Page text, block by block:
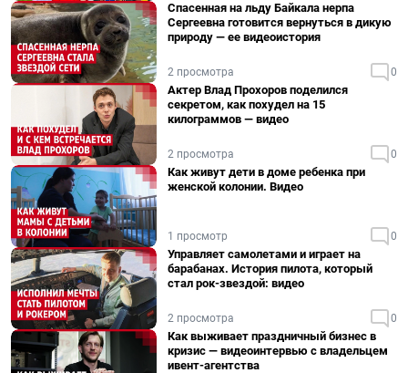
Спасенная на льду Байкала нерпа
Сергеевна готовится вернуться в дикую
природу — ее видеоистория
2 просмотра 0
Актер Влад Прохоров поделился
секретом, как похудел на 15
килограммов — видео
2 просмотра 0
Как живут дети в доме ребенка при
женской колонии. Видео
1 просмотр 0
Управляет самолетами и играет на
барабанах. История пилота, который
стал рок-звездой: видео
2 просмотра 0
Как выживает праздничный бизнес в
кризис — видеоинтервью с владельцем
ивент-агентства